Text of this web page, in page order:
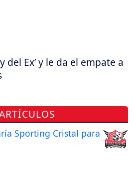
del Ex’ y le da el empate a